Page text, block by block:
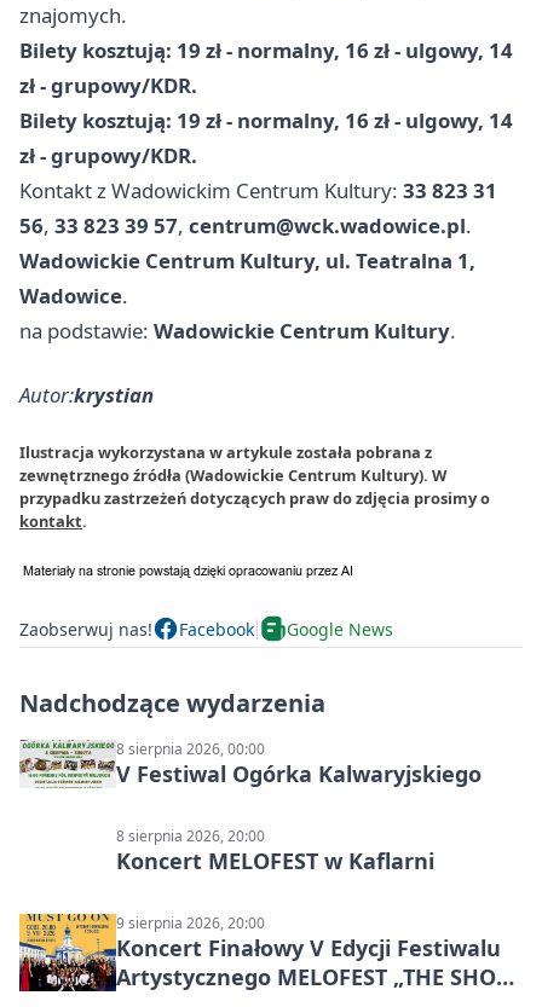
znajomych.
Bilety kosztują: 19 zł - normalny, 16 zł - ulgowy, 14
zł - grupowy/KDR.
Bilety kosztują: 19 zł - normalny, 16 zł - ulgowy, 14
zł - grupowy/KDR.
Kontakt z Wadowickim Centrum Kultury: 33 823 31
56, 33 823 39 57, centrum@wck.wadowice.pl.
Wadowickie Centrum Kultury, ul. Teatralna 1,
Wadowice.
na podstawie: Wadowickie Centrum Kultury.
Autor:krystian
Ilustracja wykorzystana w artykule została pobrana z
zewnętrznego źródła (Wadowickie Centrum Kultury). W
przypadku zastrzeżeń dotyczących praw do zdjęcia prosimy o
kontakt.
Zaobserwuj nas! Facebook Google News
Nadchodzące wydarzenia
8 sierpnia 2026, 00:00
V Festiwal Ogórka Kalwaryjskiego
8 sierpnia 2026, 20:00
Koncert MELOFEST w Kaflarni
9 sierpnia 2026, 20:00
Koncert Finałowy V Edycji Festiwalu
Artystycznego MELOFEST „THE SHOW